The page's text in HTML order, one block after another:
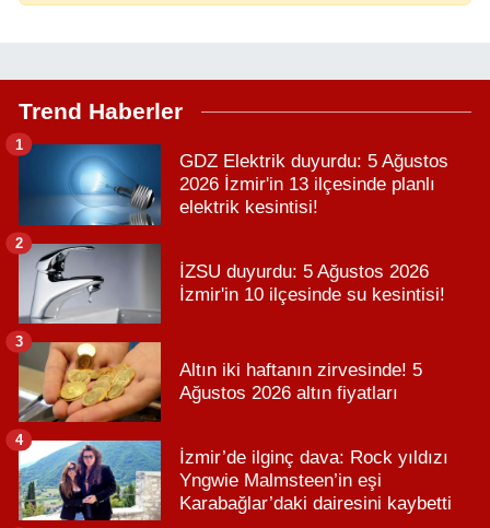
Trend Haberler
GDZ Elektrik duyurdu: 5 Ağustos
2026 İzmir'in 13 ilçesinde planlı
elektrik kesintisi!
1
İZSU duyurdu: 5 Ağustos 2026
İzmir'in 10 ilçesinde su kesintisi!
2
Altın iki haftanın zirvesinde! 5
Ağustos 2026 altın fiyatları
3
İzmir’de ilginç dava: Rock yıldızı
Yngwie Malmsteen’in eşi
Karabağlar’daki dairesini kaybetti
4